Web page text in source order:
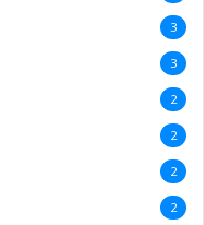
3
3
2
2
2
2